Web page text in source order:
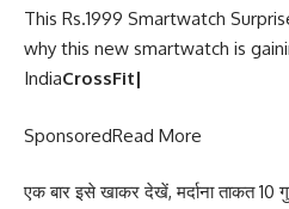
This Rs.1999 Smartwatch
why this new smartwatch is
IndiaCrossFit|
SponsoredRead More
एक बार इसे खाकर देखें, मर्दाना ताकत 10